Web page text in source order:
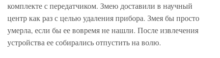
комплекте с передатчиком. Змею доставили в научный
центр как раз с целью удаления прибора. Змея бы просто
умерла, если бы ее вовремя не нашли. После извлечения
устройства ее собирались отпустить на волю.